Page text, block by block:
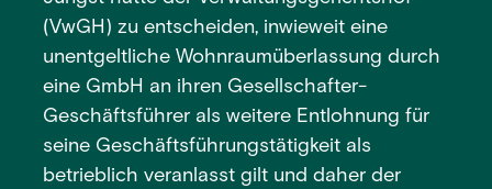
(VwGH) zu entscheiden, inwieweit eine
unentgeltliche Wohnraumüberlassung durch
eine GmbH an ihren Gesellschafter-
Geschäftsführer als weitere Entlohnung für
seine Geschäftsführungstätigkeit als
betrieblich veranlasst gilt und daher der